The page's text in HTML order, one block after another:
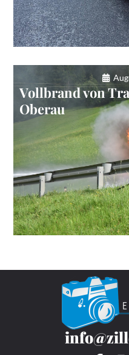
Vollbrand von
Oberau